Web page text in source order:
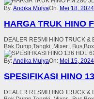
By:Andika MulyaOn: Mei 18, 2024
HARGA TRUK HINO
DEALER RESMI HINO TRUCK
Bak,Dump,Tangki ,Mixer ,
By:Andika MulyaOn: Mei 15, 2024
SPESIFIKASI HINO
DEALER RESMI HINO TRUCK